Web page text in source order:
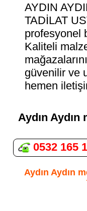
AYDIN
TADİLAT
profesyonel
Kaliteli
güvenilir ve
hemen
Aydın
0532 165
Aydın Aydın